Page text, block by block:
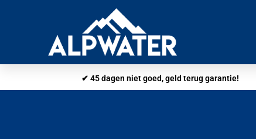
✔ 45 dagen niet goed, geld terug garantie!